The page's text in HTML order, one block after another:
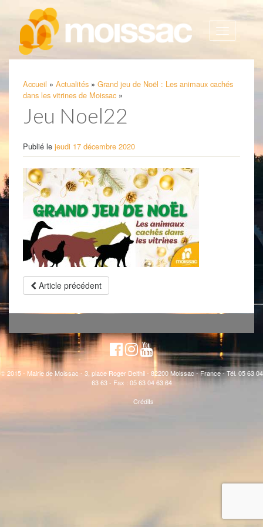
Afficher
Accueil » Actualités » Grand jeu de Noël : Les animaux cachés
dans les vitrines de Moissac »
Jeu Noel22
Publié le jeudi 17 décembre 2020
Article précédent
© 2015 - Mairie de Moissac - 3, place Roger Delthil - 82200 Moissac - France - Tél. 05 63 04
63 63 - Fax : 05 63 04 63 64
Crédits